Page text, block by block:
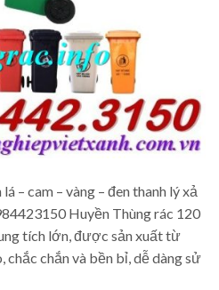
– cam – vàng – đen thanh lý xả
Huyền Thùng rác 120
tích lớn, được sản xuất từ
chắn và bền bỉ, dễ dàng sử